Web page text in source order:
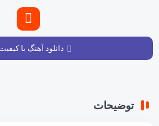
دانلود آهنگ با
توضیحات